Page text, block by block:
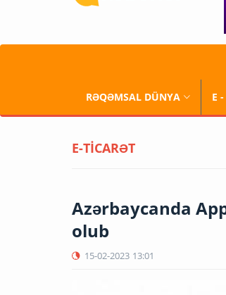
RƏQƏMSAL DÜNYA E
E-TİCARƏT
Azərbaycanda
olub
15-02-2023 13:01